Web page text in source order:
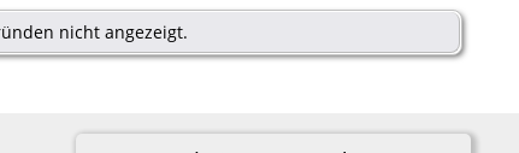
nicht angezeigt.